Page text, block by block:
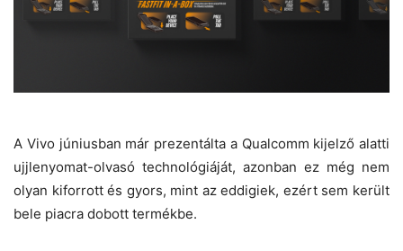
A Vivo júniusban már prezentálta a Qualcomm kijelző alatti
ujjlenyomat-olvasó technológiáját, azonban ez még nem
olyan kiforrott és gyors, mint az eddigiek, ezért sem került
bele piacra dobott termékbe.